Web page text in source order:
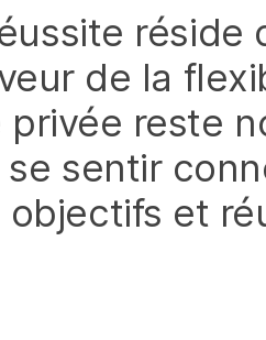
réside
de la
reste
se sentir
et